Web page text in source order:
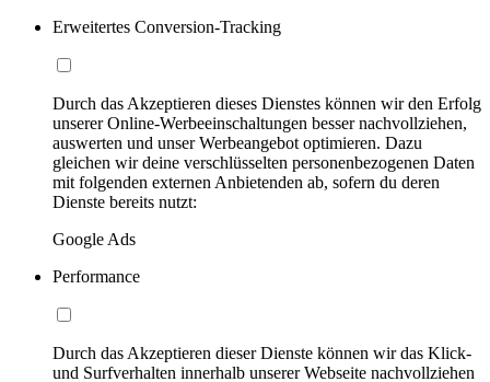
Erweitertes Conversion-Tracking
Durch das Akzeptieren dieses Dienstes können wir den Erfolg
unserer Online-Werbeeinschaltungen besser nachvollziehen,
auswerten und unser Werbeangebot optimieren. Dazu
gleichen wir deine verschlüsselten personenbezogenen Daten
mit folgenden externen Anbietenden ab, sofern du deren
Dienste bereits nutzt:
Google Ads
Performance
Durch das Akzeptieren dieser Dienste können wir das Klick-
und Surfverhalten innerhalb unserer Webseite nachvollziehen